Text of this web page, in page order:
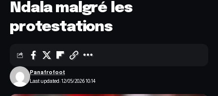
Ndala malgré les
protestations
Last updated: 12/05/2026 10:14
Panafrofoot